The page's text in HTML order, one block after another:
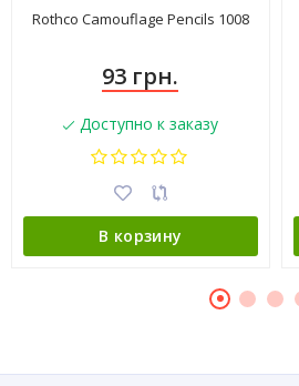
Rothco Camouflage Pencils 1008
93 грн.
Доступно к заказу
В корзину